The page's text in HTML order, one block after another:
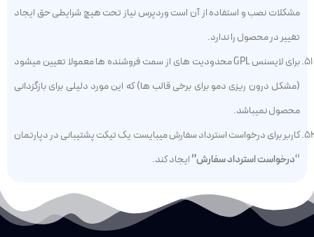
مشکلات نصب و استفاده از آن است وردپرس نیاز تحت هیچ شرایطی حق ایجاد
تغییر در محصول را ندارد.
برای لایسنس GPL محدودیت های از سمت فروشنده ها معمولا تعیین میشود
(مشکل درون ریزی دمو برای برخی قالب ها) که این مورد دلیلی برای بازگزدانی
محصول نمیباشد.
کاربر برای درخواست استرداد سفارش میبایست یک تیکت پشتیبانی در دپارتمان
“درخواست استرداد سفارش”ایجاد کند.